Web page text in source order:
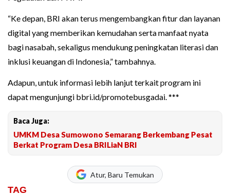
“Ke depan, BRI akan terus mengembangkan fitur dan layanan
digital yang memberikan kemudahan serta manfaat nyata
bagi nasabah, sekaligus mendukung peningkatan literasi dan
inklusi keuangan di Indonesia,” tambahnya.
Adapun, untuk informasi lebih lanjut terkait program ini
dapat mengunjungi bbri.id/promotebusgadai. ***
Baca Juga:
UMKM Desa Sumowono Semarang Berkembang Pesat
Berkat Program Desa BRILiaN BRI
Atur, Baru Temukan
TAG